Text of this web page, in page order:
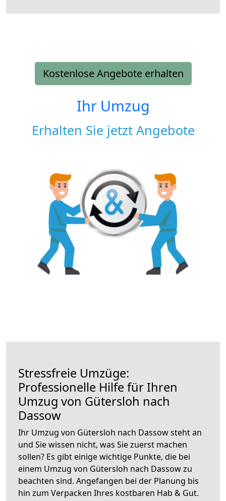
Kostenlose Angebote erhalten
Ihr Umzug
Erhalten Sie jetzt Angebote
Stressfreie Umzüge:
Professionelle Hilfe für Ihren
Umzug von Gütersloh nach
Dassow
Ihr Umzug von Gütersloh nach Dassow steht an
und Sie wissen nicht, was Sie zuerst machen
sollen? Es gibt einige wichtige Punkte, die bei
einem Umzug von Gütersloh nach Dassow zu
beachten sind. Angefangen bei der Planung bis
hin zum Verpacken Ihres kostbaren Hab & Gut.